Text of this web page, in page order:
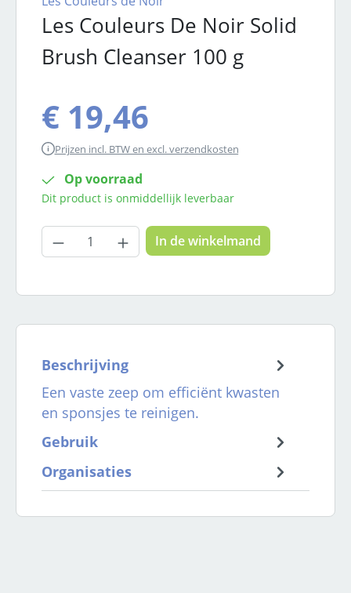
Les Couleurs De Noir Solid
Brush Cleanser 100 g
€ 19,46
Prijzen incl. BTW en excl. verzendkosten
Op voorraad
Dit product is onmiddellijk leverbaar
Producthoeveelheid: Voer de
In de winkelmand
Beschrijving
Een vaste zeep om efficiënt kwasten
en sponsjes te reinigen.
Gebruik
Organisaties